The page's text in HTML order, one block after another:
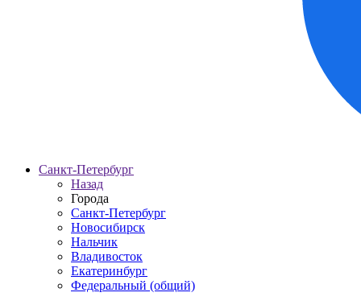
Санкт-Петербург
Назад
Города
Санкт-Петербург
Новосибирск
Нальчик
Владивосток
Екатеринбург
Федеральный (общий)